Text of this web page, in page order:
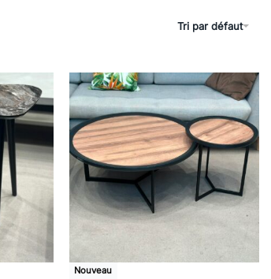
Tri par défaut
Nouveau